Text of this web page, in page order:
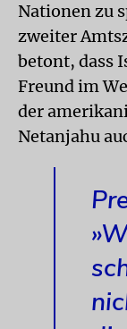
Nationen zu
zweiter
betont, dass
Freund im
der
Netanjahu